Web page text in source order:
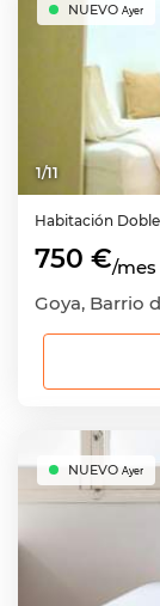
1/11
NUEVO Ayer
Habitación Doble
750 €/mes
Goya, Barrio
NUEVO Ayer